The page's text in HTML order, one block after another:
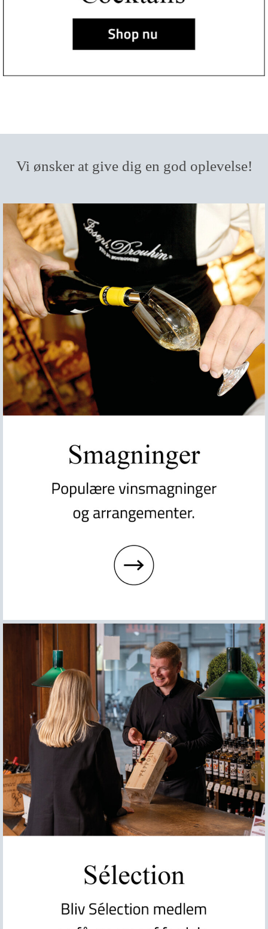
Vi ønsker at give dig en god oplevelse!